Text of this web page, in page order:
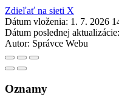
Zdieľať na sieti X
Dátum vloženia: 1. 7. 2026
Dátum poslednej aktualizácie:
Autor: Správce Webu
Oznamy